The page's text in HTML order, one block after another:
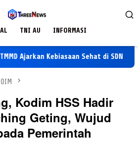
TNI AU INFORMASI
Kebiasaan Sehat di SDN Tamban
Kodim HSS Hadir
Geting, Wujud
Pemerintah